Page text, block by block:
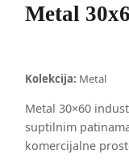
Metal
Kolekcija: Metal
Metal 30×60
suptilnim
komercijalne